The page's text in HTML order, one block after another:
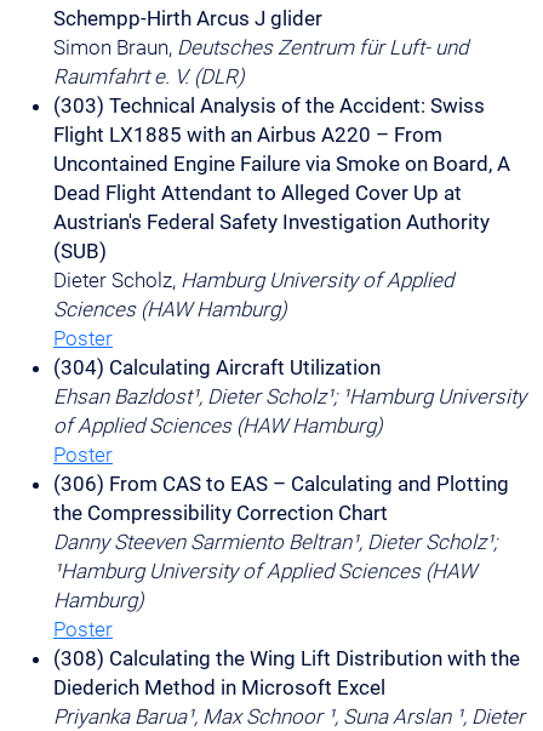
Schempp-Hirth Arcus J glider
Simon Braun, Deutsches Zentrum für Luft- und
Raumfahrt e. V. (DLR)
(303) Technical Analysis of the Accident: Swiss
Flight LX1885 with an Airbus A220 – From
Uncontained Engine Failure via Smoke on Board, A
Dead Flight Attendant to Alleged Cover Up at
Austrian's Federal Safety Investigation Authority
(SUB)
Dieter Scholz, Hamburg University of Applied
Sciences (HAW Hamburg)
Poster
(304) Calculating Aircraft Utilization
Ehsan Bazldost¹, Dieter Scholz¹; ¹Hamburg University
of Applied Sciences (HAW Hamburg)
Poster
(306) From CAS to EAS – Calculating and Plotting
the Compressibility Correction Chart
Danny Steeven Sarmiento Beltran¹, Dieter Scholz¹;
¹Hamburg University of Applied Sciences (HAW
Hamburg)
Poster
(308) Calculating the Wing Lift Distribution with the
Diederich Method in Microsoft Excel
Priyanka Barua¹, Max Schnoor ¹, Suna Arslan ¹, Dieter